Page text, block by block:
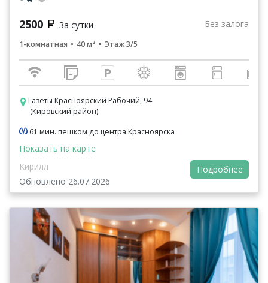
2500 За сутки Без залога
1-комнатная 40 м² Этаж 3/5
Газеты Красноярский Рабочий, 94
(Кировский район)
61 мин. пешком до центра Красноярска
Показать на карте
Кирилл
Обновлено 26.07.2026
Подробнее